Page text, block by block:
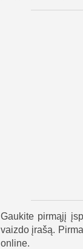
Gaukite pirmąjį
vaizdo įrašą.
online.